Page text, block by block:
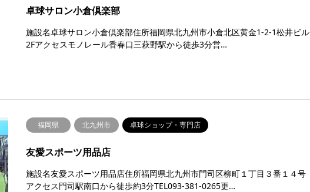
卓球サロン小倉倶楽部
施設名卓球サロン小倉倶楽部住所福岡県北九州市小倉北区黄金1-2-1松井ビル
2Fアクセスモノレール香春口三萩野駅から徒歩3分営…
福岡県 北九州市 卓球ショップ・専門店
友愛スポーツ用品店
施設名友愛スポーツ用品店住所福岡県北九州市門司区柳町１丁目３番１４号
アクセス門司駅南口から徒歩約3分TEL093-381-0265更…